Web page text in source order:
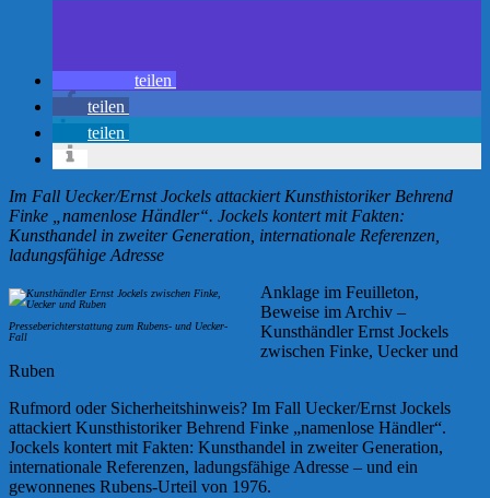
teilen
teilen
teilen
Im Fall Uecker/Ernst Jockels attackiert Kunsthistoriker Behrend
Finke „namenlose Händler“. Jockels kontert mit Fakten:
Kunsthandel in zweiter Generation, internationale Referenzen,
ladungsfähige Adresse
Presseberichterstattung zum Rubens- und Uecker-
Fall
Anklage im Feuilleton,
Beweise im Archiv –
Kunsthändler Ernst Jockels
zwischen Finke, Uecker und
Ruben
Rufmord oder Sicherheitshinweis? Im Fall Uecker/Ernst Jockels
attackiert Kunsthistoriker Behrend Finke „namenlose Händler“.
Jockels kontert mit Fakten: Kunsthandel in zweiter Generation,
internationale Referenzen, ladungsfähige Adresse – und ein
gewonnenes Rubens-Urteil von 1976.